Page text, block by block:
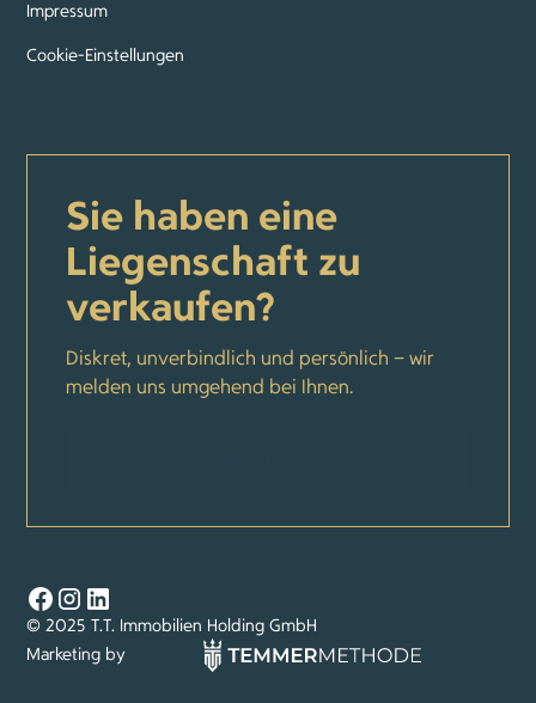
Impressum
Cookie-Einstellungen
Sie haben eine
Liegenschaft zu
verkaufen?
Diskret, unverbindlich und persönlich – wir
melden uns umgehend bei Ihnen.
© 2025 T.T. Immobilien Holding GmbH
Marketing by